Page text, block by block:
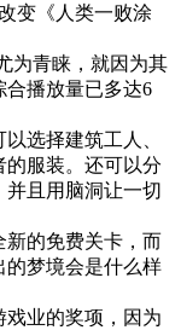
变《人类一败涂
为青睐，就因为其
播放量已多达6
选择建筑工人、
的服装。还可以分
并且用脑洞让一切
新的免费关卡，而
的梦境会是什么样
戏业的奖项，因为